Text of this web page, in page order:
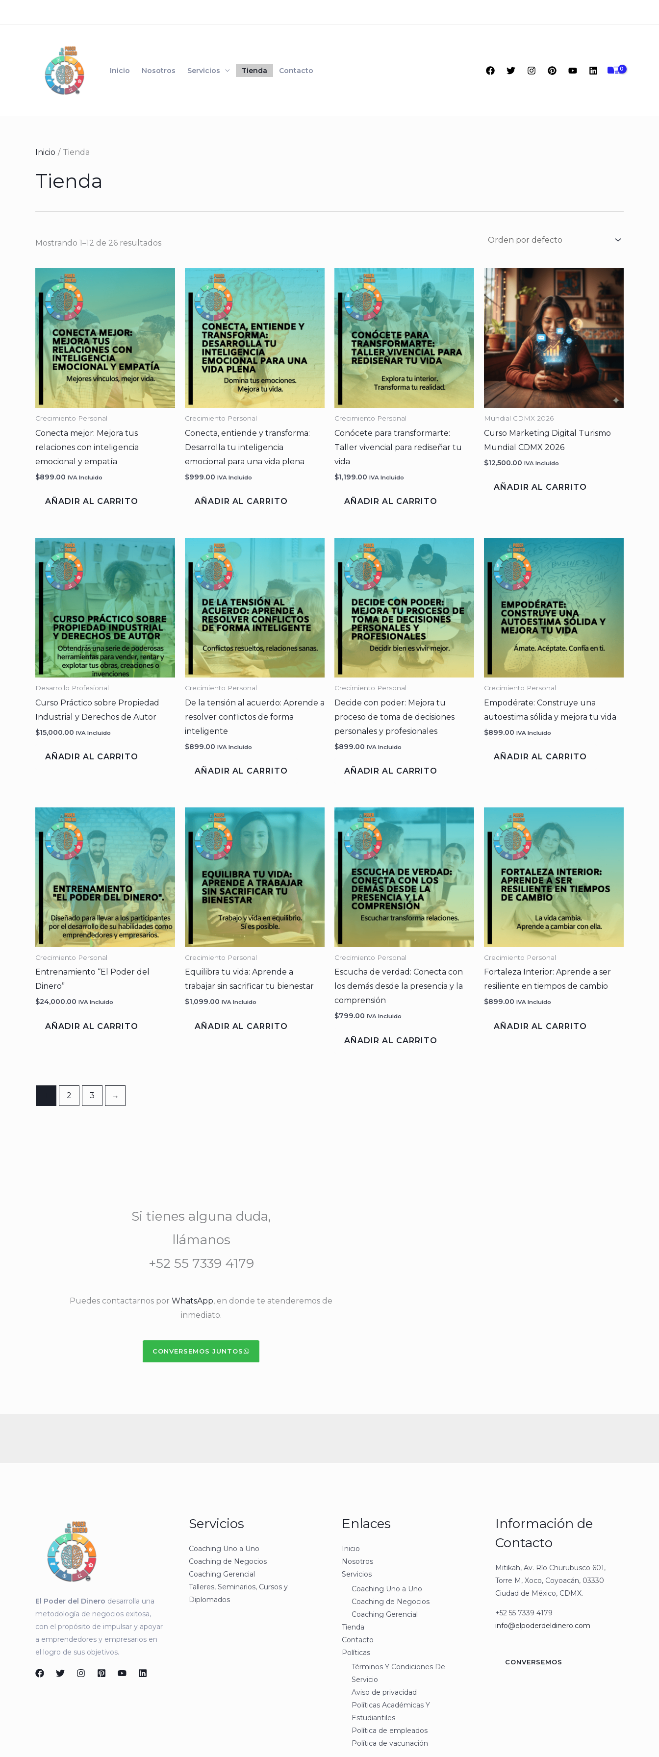
Inicio Nosotros Servicios Tienda Contacto
Inicio Tienda
Tienda
Mostrando 1–12 de 26 resultados
Crecimiento Personal
Conecta mejor: Mejora tus
relaciones con inteligencia
emocional y empatía
$899.00 IVA Incluido
AÑADIR AL CARRITO
Crecimiento Personal
Conecta, entiende y transforma:
Desarrolla tu inteligencia
emocional para una vida plena
$999.00 IVA Incluido
AÑADIR AL CARRITO
Crecimiento Personal
Conócete para transformarte:
Taller vivencial para rediseñar tu
vida
$1,199.00 IVA Incluido
AÑADIR AL CARRITO
Mundial CDMX 2026
Curso Marketing Digital Turismo
Mundial CDMX 2026
$12,500.00 IVA Incluido
AÑADIR AL CARRITO
Desarrollo Profesional
Curso Práctico sobre Propiedad
Industrial y Derechos de Autor
$15,000.00 IVA Incluido
AÑADIR AL CARRITO
Crecimiento Personal
De la tensión al acuerdo: Aprende a
resolver conflictos de forma
inteligente
$899.00 IVA Incluido
AÑADIR AL CARRITO
Crecimiento Personal
Decide con poder: Mejora tu
proceso de toma de decisiones
personales y profesionales
$899.00 IVA Incluido
AÑADIR AL CARRITO
Crecimiento Personal
Empodérate: Construye una
autoestima sólida y mejora tu vida
$899.00 IVA Incluido
AÑADIR AL CARRITO
Crecimiento Personal
Entrenamiento “El Poder del
Dinero”
$24,000.00 IVA Incluido
AÑADIR AL CARRITO
Crecimiento Personal
Equilibra tu vida: Aprende a
trabajar sin sacrificar tu bienestar
$1,099.00 IVA Incluido
AÑADIR AL CARRITO
Crecimiento Personal
Escucha de verdad: Conecta con
los demás desde la presencia y la
comprensión
$799.00 IVA Incluido
AÑADIR AL CARRITO
Crecimiento Personal
Fortaleza Interior: Aprende a ser
resiliente en tiempos de cambio
$899.00 IVA Incluido
AÑADIR AL CARRITO
2 3 →
Si tienes alguna duda,
llámanos
+52 55 7339 4179
Puedes contactarnos por WhatsApp, en donde te atenderemos de
inmediato.
CONVERSEMOS JUNTOS
El Poder del Dinero desarrolla una
metodología de negocios exitosa,
con el propósito de impulsar y apoyar
a emprendedores y empresarios en
el logro de sus objetivos.
Servicios
Coaching Uno a Uno
Coaching de Negocios
Coaching Gerencial
Talleres, Seminarios, Cursos y
Diplomados
Enlaces
Inicio
Nosotros
Servicios
Coaching Uno a Uno
Coaching de Negocios
Coaching Gerencial
Tienda
Contacto
Políticas
Términos Y Condiciones De
Servicio
Aviso de privacidad
Políticas Académicas Y
Estudiantiles
Política de empleados
Política de vacunación
Información de
Contacto
Mitikah, Av. Río Churubusco 601,
Torre M, Xoco, Coyoacán, 03330
Ciudad de México, CDMX.
+52 55 7339 4179
info@elpoderdeldinero.com
CONVERSEMOS